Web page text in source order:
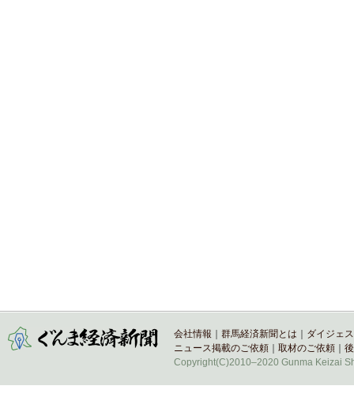
会社情報 群馬経済新聞とは
ダイジェ
ニュース掲載のご依頼
取材のご依頼
Copyright(C)2010–2020 Gunma Keizai